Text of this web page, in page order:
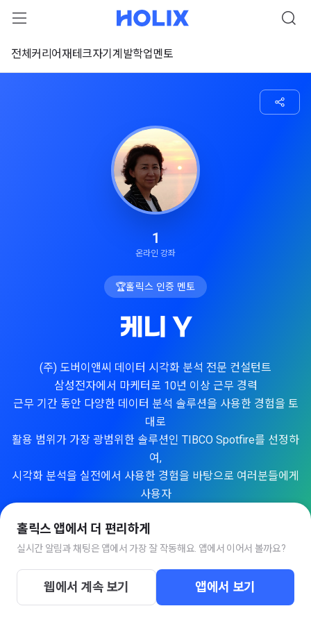
전체 커리어재테크자기계발학업멘토
1
온라인 강좌
🏆홀릭스 인증 멘토
케니 Y
(주) 도버이앤씨 데이터 시각화 분석 전문 컨설턴트
삼성전자에서 마케터로 10년 이상 근무 경력
근무 기간 동안 다양한 데이터 분석 솔루션을 사용한 경험을 토
대로
활용 범위가 가장 광범위한 솔루션인 TIBCO Spotfire를 선정하
여,
시각화 분석을 실전에서 사용한 경험을 바탕으로 여러분들에게
사용자
저와 함께 Spotfire 사용법를 배워서 데이터를 가지고 설명하고
진단하고 예측하고 미래의 사항을 예방하는 수준까지 99% 활
용하여 보시지 않으시겠습니까?
여러분의 관심과 참여 기대합니다.
홀릭스 앱에서 더 편리하게
실시간 알림과 채팅은 앱에서 가장 잘 작동해요. 앱에서 이어서 볼까요?
웹에서 계속 보기 앱에서 보기